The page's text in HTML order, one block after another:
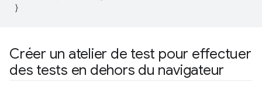
}
Créer un atelier de test pour effectuer
des tests en dehors du navigateur